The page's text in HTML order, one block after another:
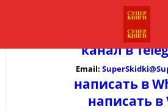
канал в
Email:
написать в
написать в